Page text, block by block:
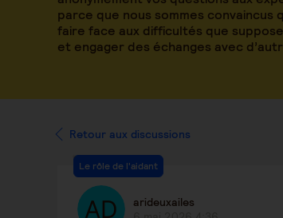
parce que nous sommes
faire face aux difficultés que
et engager des échanges avec
Retour aux discussions
Le rôle de l'aidant
arideuxailes